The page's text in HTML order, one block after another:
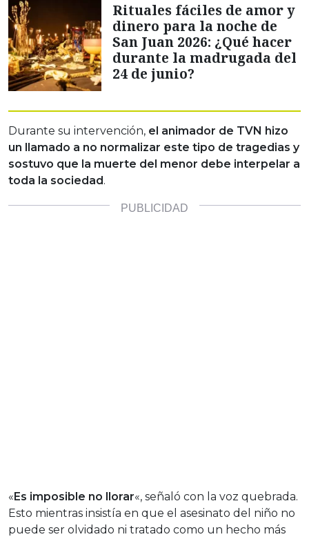
Rituales fáciles de amor y
dinero para la noche de
San Juan 2026: ¿Qué hacer
durante la madrugada del
24 de junio?
Durante su intervención, el animador de TVN hizo
un llamado a no normalizar este tipo de tragedias y
sostuvo que la muerte del menor debe interpelar a
toda la sociedad .
« Es imposible no llorar«, señaló con la voz quebrada.
Esto mientras insistía en que el asesinato del niño no
puede ser olvidado ni tratado como un hecho más